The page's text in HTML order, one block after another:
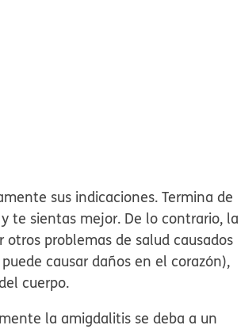
sus indicaciones. Termina de
te sientas mejor. De lo contrario, la
problemas de salud causados
causar daños en el corazón),
cuerpo.
la amigdalitis se deba a un